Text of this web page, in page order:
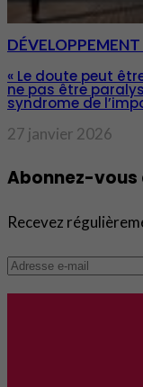
DÉVELOPPEMENT
« Le doute peut
ne pas être
syndrome de
27 janvier 2026
Abonnez-
Recevez